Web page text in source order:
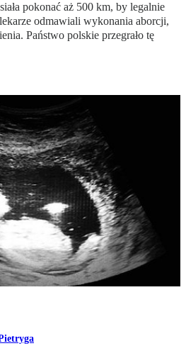
pokonać aż 500 km, by legalnie
odmawiali wykonania aborcji,
Państwo polskie przegrało tę